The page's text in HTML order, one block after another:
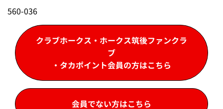
560-036
クラブホークス・ホークス筑後ファンクラ
ブ
・タカポイント会員の方はこちら
会員でない方はこちら